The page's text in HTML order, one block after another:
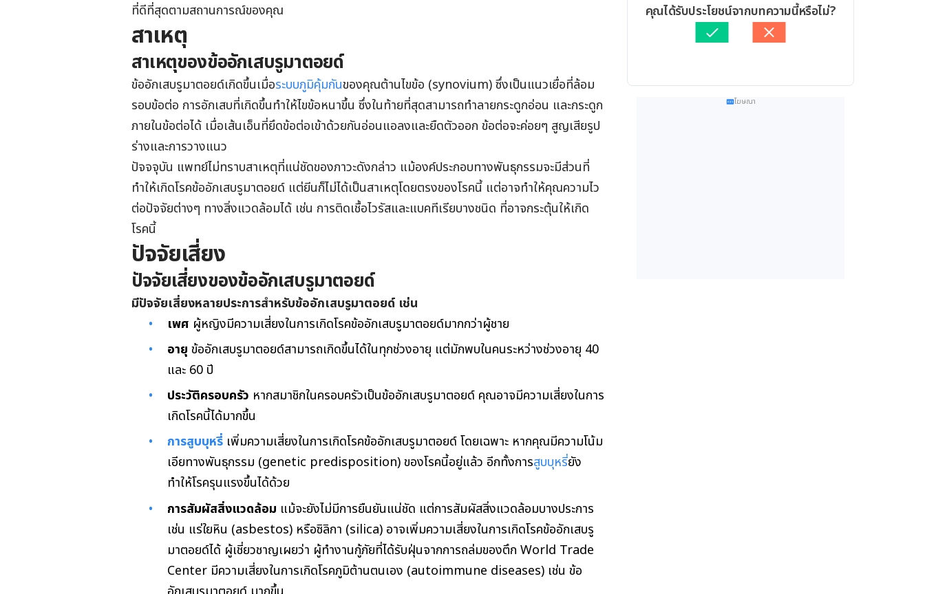
ที่ดีที่สุดตามสถานการณ์ของคุณ
สาเหตุ
สาเหตุของข้ออักเสบรูมาตอยด์
ข้ออักเสบรูมาตอยด์เกิดขึ้นเมื่อระบบภูมิคุ้มกันของคุณต้านไขข้อ (synovium) ซึ่งเป็นแนวเยื่อที่ล้อม
รอบข้อต่อ การอักเสบที่เกิดขึ้นทำให้ไขข้อหนาขึ้น ซึ่งในท้ายที่สุดสามารถทำลายกระดูกอ่อน และกระดูก
ภายในข้อต่อได้ เมื่อเส้นเอ็นที่ยึดข้อต่อเข้าด้วยกันอ่อนแอลงและยืดตัวออก ข้อต่อจะค่อยๆ สูญเสียรูป
ร่างและการวางแนว
ปัจจจุบัน แพทย์ไม่ทราบสาเหตุที่แน่ชัดของภาวะดังกล่าว แม้องค์ประกอบทางพันธุกรรมจะมีส่วนที่
ทำให้เกิดโรคข้ออักเสบรูมาตอยด์ แต่ยีนก็ไม่ได้เป็นสาเหตุโดยตรงของโรคนี้ แต่อาจทำให้คุณความไว
ต่อปัจจัยต่างๆ ทางสิ่งแวดล้อมได้ เช่น การติดเชื้อไวรัสและแบคทีเรียบางชนิด ที่อาจกระตุ้นให้เกิด
โรคนี้
ปัจจัยเสี่ยง
ปัจจัยเสี่ยงของข้ออักเสบรูมาตอยด์
มีปัจจัยเสี่ยงหลายประการสำหรับข้ออักเสบรูมาตอยด์ เช่น
เพศ ผู้หญิงมีความเสี่ยงในการเกิดโรคข้ออักเสบรูมาตอยด์มากกว่าผู้ชาย
อายุ ข้ออักเสบรูมาตอยด์สามารถเกิดขึ้นได้ในทุกช่วงอายุ แต่มักพบในคนระหว่างช่วงอายุ 40
และ 60 ปี
ประวัติครอบครัว หากสมาชิกในครอบครัวเป็นข้ออักเสบรูมาตอยด์ คุณอาจมีความเสี่ยงในการ
เกิดโรคนี้ได้มากขึ้น
การสูบบุหรี่ เพิ่มความเสี่ยงในการเกิดโรคข้ออักเสบรูมาตอยด์ โดยเฉพาะ หากคุณมีความโน้ม
เอียทางพันธุกรรม (genetic predisposition) ของโรคนี้อยู่แล้ว อีกทั้งการสูบบุหรี่ยัง
ทำให้โรครุนแรงขึ้นได้ด้วย
การสัมผัสสิ่งแวดล้อม แม้จะยังไม่มีการยืนยันแน่ชัด แต่การสัมผัสสิ่งแวดล้อมบางประการ
เช่น แร่ใยหิน (asbestos) หรือซิลิกา (silica) อาจเพิ่มความเสี่ยงในการเกิดโรคข้ออักเสบรู
มาตอยด์ได้ ผู้เชี่ยวชาญเผยว่า ผู้ทำงานกู้ภัยที่ได้รับฝุ่นจากการถล่มของตึก World Trade
Center มีความเสี่ยงในการเกิดโรคภูมิต้านตนเอง (autoimmune diseases) เช่น ข้อ
คุณได้รับประโยชน์จากบทความนี้หรือไม่?
โฆษณา